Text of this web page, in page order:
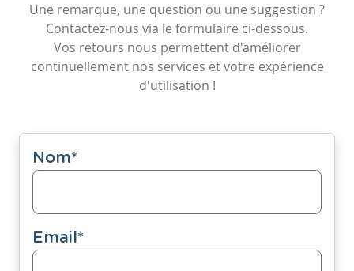
Une remarque, une question ou une suggestion ?
Contactez-nous via le formulaire ci-dessous.
Vos retours nous permettent d'améliorer
continuellement nos services et votre expérience
d'utilisation !
Nom*
Email*